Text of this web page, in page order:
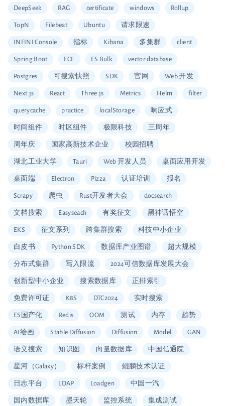
DeepSeek RAG certificate windows Rollup
TopN Filebeat Ubuntu 请求限速
INFINI Console 指标 Kibana 多集群 client
Spring Boot ECE ES Bulk vector database
Postgres 可搜索快照 SDK 官网 Web 开发
Next.js React Three.js Metrics Helm filter
querycache practice localStorage 响应式
时间组件 时区组件 极限科技 三周年
周年庆 国家高新技术企业 校园招聘
湖北工业大学 Tauri Web 开发人员 桌面应用开发
桌面端 Electron Pizza 认证培训 报名
Scrapy 爬虫 Rust开发者大会 docsearch
文档搜索 Easyseach 有奖征文 黑神话悟空
EKS 征文系列 跨集群搜索 科技中小企业
白皮书 Python SDK 数据库产业图谱 超大规模
分布式集群 写入限流 2024可信数据库发展大会
创新型中小企业 搜索数据库 正排索引
免费许可证 K8S DTC2024 实时搜索
ES国产化 Redis OOM 测试 内存 趋势
AI绘画 Stable Diffusion Diffusion Model GAN
语义搜索 知识图 向量数据库 中国信通院
星河（Galaxy） 标杆案例 鲲鹏技术认证
日志平台 LDAP Loadgen 中国一汽
国内数据库 墨天轮 监控系统 集成测试